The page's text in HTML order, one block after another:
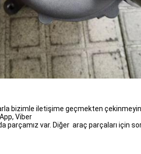
bizimle iletişime geçmekten
Viber
parçamız var. Diğer araç parçaları için